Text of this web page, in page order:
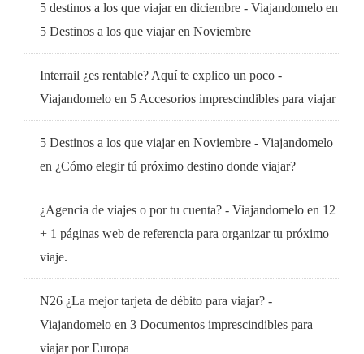
5 destinos a los que viajar en diciembre - Viajandomelo en
5 Destinos a los que viajar en Noviembre
Interrail ¿es rentable? Aquí te explico un poco -
Viajandomelo en 5 Accesorios imprescindibles para viajar
5 Destinos a los que viajar en Noviembre - Viajandomelo
en ¿Cómo elegir tú próximo destino donde viajar?
¿Agencia de viajes o por tu cuenta? - Viajandomelo en 12
+ 1 páginas web de referencia para organizar tu próximo
viaje.
N26 ¿La mejor tarjeta de débito para viajar? -
Viajandomelo en 3 Documentos imprescindibles para
viajar por Europa